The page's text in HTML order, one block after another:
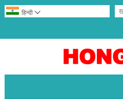
हिन्दी 